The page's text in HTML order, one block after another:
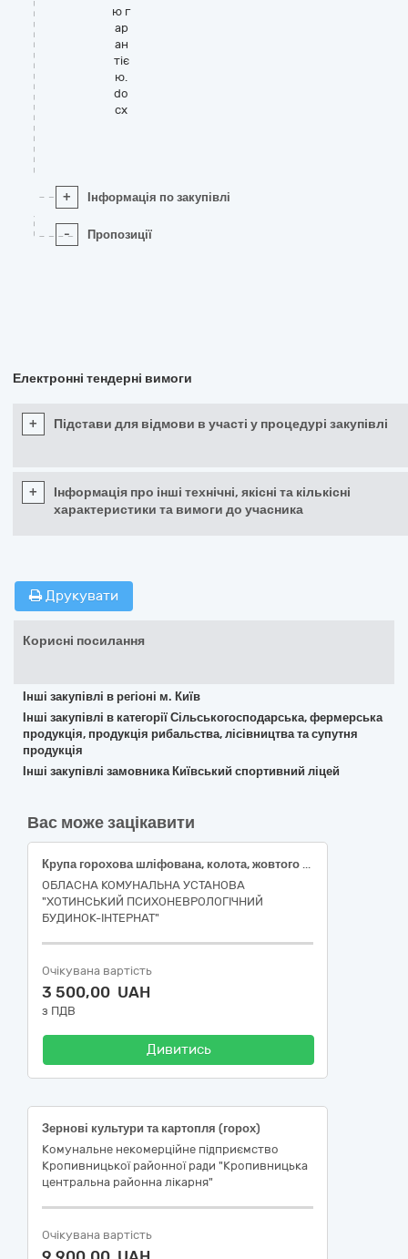
ю г
ар
ан
тіє
ю.
do
cx
+ Інформація по закупівлі
- Пропозиції
Електронні тендерні вимоги
+ Підстави для відмови в участі у процедурі закупівлі
+
Інформація про інші технічні, якісні та кількісні
характеристики та вимоги до учасника
Друкувати
Корисні посилання
Інші закупівлі в регіоні м. Київ
Інші закупівлі в категорії Сільськогосподарська, фермерська
продукція, продукція рибальства, лісівництва та супутня
продукція
Інші закупівлі замовника Київський спортивний ліцей
Вас може зацікавити
Крупа горохова шліфована, колота, жовтого кольору, першого ґатунку
ОБЛАСНА КОМУНАЛЬНА УСТАНОВА
"ХОТИНСЬКИЙ ПСИХОНЕВРОЛОГІЧНИЙ
БУДИНОК-ІНТЕРНАТ"
Очікувана вартість
3 500,00 UAH
з ПДВ
Дивитись
Зернові культури та картопля (горох)
Комунальне некомерційне підприємство
Кропивницької районної ради "Кропивницька
центральна районна лікарня"
Очікувана вартість